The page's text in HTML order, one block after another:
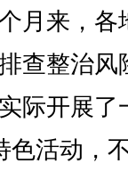
月来，各
查整治风
际开展了
色活动，